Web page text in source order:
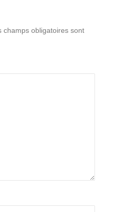
champs obligatoires sont